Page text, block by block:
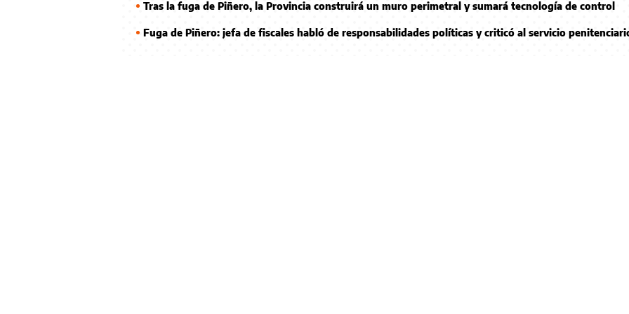
Tras la fuga de Piñero, la Provincia construirá un muro perimetral y sumará tecnología de control
Fuga de Piñero: jefa de fiscales habló de responsabilidades políticas y criticó al servicio